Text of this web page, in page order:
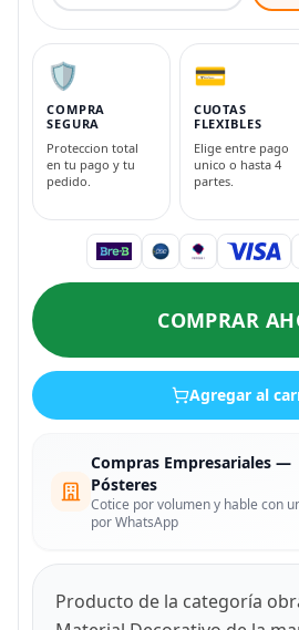
🛡️
COMPRA
SEGURA
Proteccion total
en tu pago y tu
pedido.
💳
CUOTAS
FLEXIBLES
Elige entre pago
unico o hasta 4
partes.
COMPRAR
Agregar al
Compras Empresariales —
Pósteres
Cotice por volumen y hable con
por WhatsApp
Producto de la categoría